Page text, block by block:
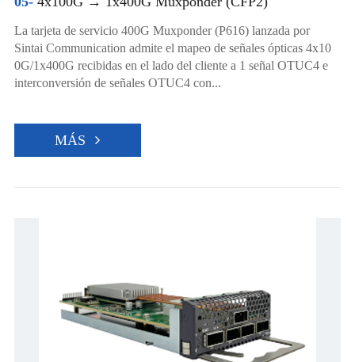
La tarjeta de servicio 400G Muxponder (P616) lanzada por
Sintai Communication admite el mapeo de señales ópticas 4x10
0G/1x400G recibidas en el lado del cliente a 1 señal OTUC4 e
interconversión de señales OTUC4 con...
MÁS